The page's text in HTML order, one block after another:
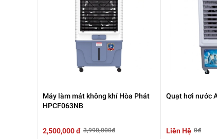
tắt/ mở và đảo gió, 1 núm vặn điều chỉnh tốc độ
chứa nước lớn với dung tích 50L giúp làm mát
này hoạt động với công suất mạnh mẽ
tích 25 - 40m2 như: phòng khách, phòng ngủ,
nước và van xả nước phía sau cho bạn tiện thêm
Máy làm mát không khí Hòa Phát
HPCF063NB
2,500,000 đ 3,990,000đ
Quạt hơi nước
Liên Hệ 0đ